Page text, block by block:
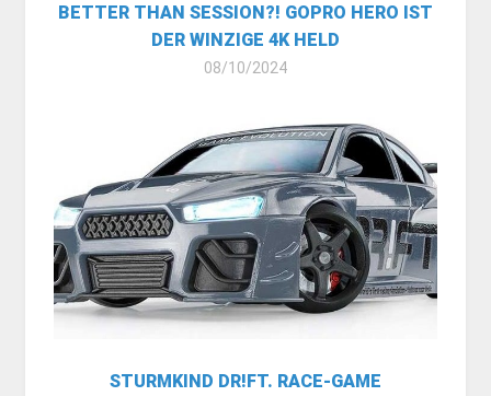
BETTER THAN SESSION?! GOPRO HERO IST
DER WINZIGE 4K HELD
08/10/2024
STURMKIND DR!FT. RACE-GAME